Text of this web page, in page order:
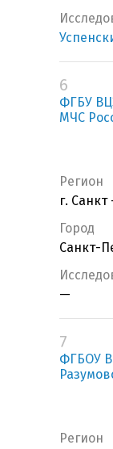
6
ФГБУ
МЧС
Регион
г.
Город
Санкт-
—
7
ФГБОУ
Регион